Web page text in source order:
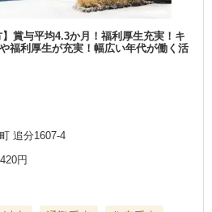
】賞与平均4.3か月！福利厚生充実！キ
福利厚生が充実！幅広い年代が働く活
追分1607-4
円